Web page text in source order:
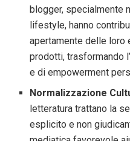
blogger, specialmente
lifestyle, hanno
apertamente delle loro
prodotti, trasformando
e di empowerment
Normalizzazione
letteratura trattano la
esplicito e non